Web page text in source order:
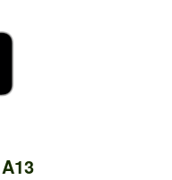
A13